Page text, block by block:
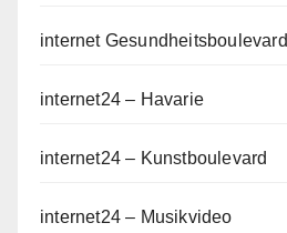
internet Gesundheitsboulevard
internet24 – Havarie
internet24 – Kunstboulevard
internet24 – Musikvideo